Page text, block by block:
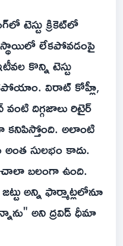
టెస్టు క్రికెట్‌లో
స్థాయిలో లేకపోవడంపై
కొన్ని టెస్టు
విరాట్ కోహ్లీ,
దిగ్గజాలు రిటైర్
కనిపిస్తోంది. అలాంటి
సులభం కాదు.
బలంగా ఉంది.
అన్ని ఫార్మాట్లలోనూ
అని ద్రవిడ్ ధీమా